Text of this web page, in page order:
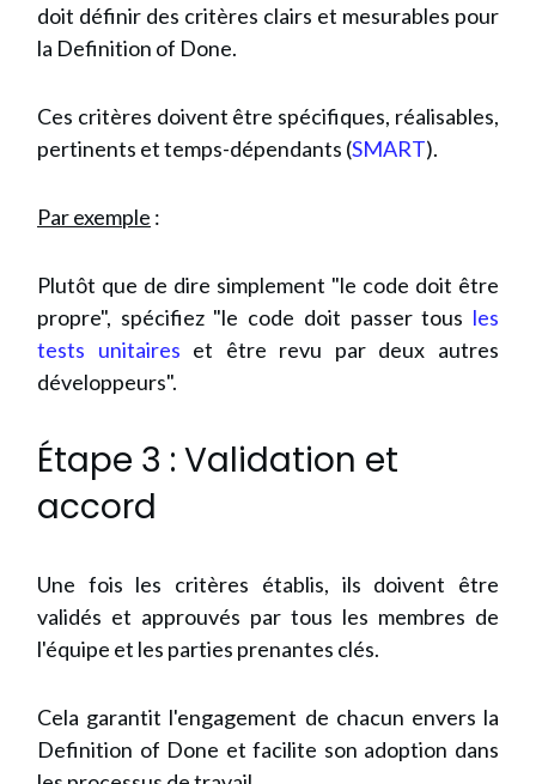
doit définir des critères clairs et mesurables pour
la Definition of Done.
Ces critères doivent être spécifiques, réalisables,
pertinents et temps-dépendants (SMART).
Par exemple :
Plutôt que de dire simplement "le code doit être
propre", spécifiez "le code doit passer tous les
tests unitaires et être revu par deux autres
développeurs".
Étape 3 : Validation et
accord
Une fois les critères établis, ils doivent être
validés et approuvés par tous les membres de
l'équipe et les parties prenantes clés.
Cela garantit l'engagement de chacun envers la
Definition of Done et facilite son adoption dans